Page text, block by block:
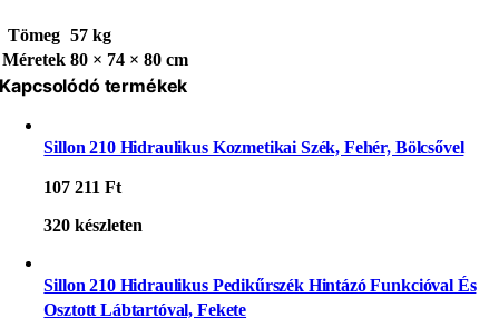
Tömeg 57 kg
Méretek 80 × 74 × 80 cm
Kapcsolódó termékek
Sillon 210 Hidraulikus Kozmetikai Szék, Fehér, Bölcsővel
107 211Ft
320 készleten
Sillon 210 Hidraulikus Pedikűrszék Hintázó Funkcióval És
Osztott Lábtartóval, Fekete